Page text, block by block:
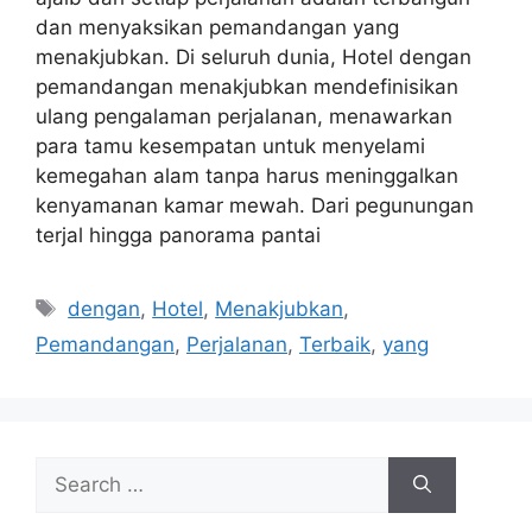
dan menyaksikan pemandangan yang
menakjubkan. Di seluruh dunia, Hotel dengan
pemandangan menakjubkan mendefinisikan
ulang pengalaman perjalanan, menawarkan
para tamu kesempatan untuk menyelami
kemegahan alam tanpa harus meninggalkan
kenyamanan kamar mewah. Dari pegunungan
terjal hingga panorama pantai
Tags
dengan, Hotel, Menakjubkan,
Pemandangan, Perjalanan, Terbaik, yang
Search
for: